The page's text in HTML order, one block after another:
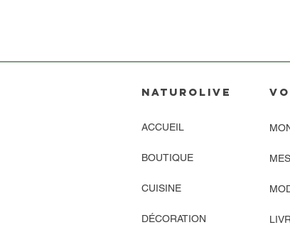
NATUROLIVE
ACCUEIL
BOUTIQUE
CUISINE
DÉCORATION